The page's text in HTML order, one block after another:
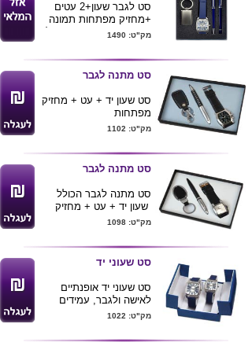
סט לגבר שעון+2 עטים
+מחזיק מפתחות תמונה
מגיע בצבעים כסף וכחול
ניתן לחרוט לוגו של הלקוח
מק"ט: 1490
סט מתנה לגבר
סט שעון יד + עט + מחזיק
מפתחות
באריזת מתנה מפוארת
מק"ט: 1102
סט מתנה לגבר
סט מתנה לגבר הכולל
שעון יד + עט + מחזיק
מפתחות
מגיע באריזת מתנה
מפוארתאריזת מתנה
מפוארת
מק"ט: 1098
סט שעוני יד
סט שעוני יד אופנתיים
לאישה ולגבר, עמידים
במים באריזה מפוארת.
מק"ט: 1022